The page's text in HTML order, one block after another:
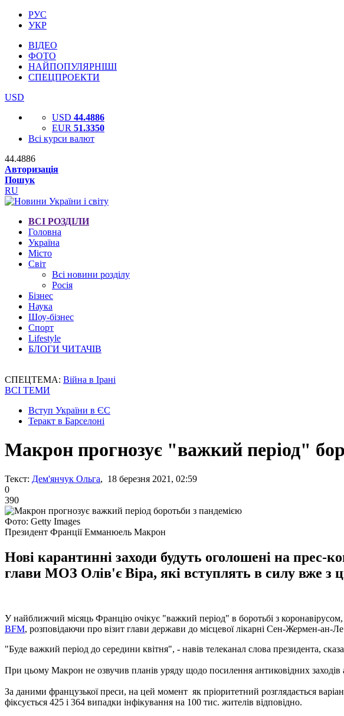
РУС
УКР
ВІДЕО
ФОТО
НАЙПОПУЛЯРНІШІ
СПЕЦПРОЕКТИ
USD
USD 44.4886
EUR 51.3350
Всі курси валют
44.4886
Авторизація
Пошук
RU
ВСІ РОЗДІЛИ
Головна
Україна
Місто
Світ
Всі новини розділу
Росія
Бізнес
Наука
Шоу-бізнес
Спорт
Lifestyle
БЛОГИ ЧИТАЧІВ
СПЕЦТЕМА: Війна в Ірані
ВСІ ТЕМИ
Вступ України в ЄС
Теракт в Барселоні
Макрон прогнозує "важкий період"
Текст: Дем'янчук Ольга, 18 березня 2021, 02:59
0
390
Фото: Getty Images
Президент Франції Емманюель Макрон
Нові карантинні заходи будуть оголошені на прес-
глави МОЗ Олів'є Віра, які вступлять в силу вже з
У найближчий місяць Францію очікує "важкий період" в боротьбі з
BFM, розповідаючи про візит глави держави до місцевої лікарні Сен-Жермен-ан-
"Буде важкий період до середини квітня", - навів телеканал слова президента,
При цьому Макрон не озвучив планів уряду щодо посилення антиковідних
За даними французької преси, на цей момент як пріоритетний розглядається
фіксується 425 і 364 випадки інфікування на 100 тис. жителів відповідно.